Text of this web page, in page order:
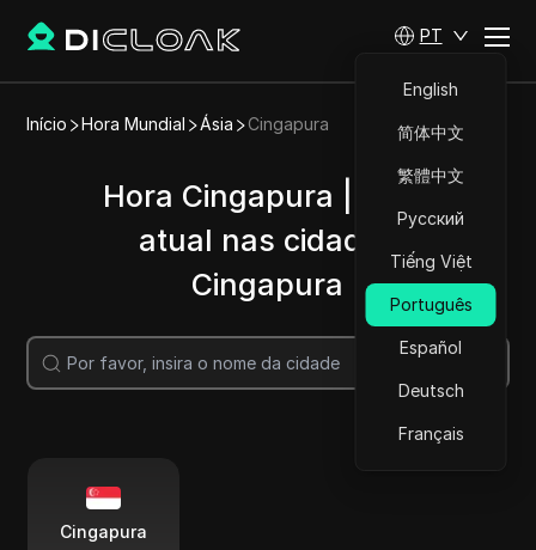
PT
English
简体中文
繁體中文
Русский
Tiếng Việt
Português
Español
Deutsch
Français
Início Hora Mundial Ásia Cingapura
Hora Cingapura | Hora
atual nas cidades
Cingapura
Pesquisar
Cingapura